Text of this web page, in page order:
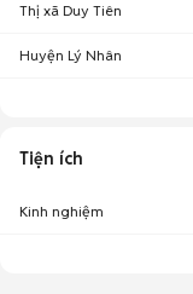
Thị xã Duy Tiên
Huyện Lý Nhân
Tiện ích
Kinh nghiệm